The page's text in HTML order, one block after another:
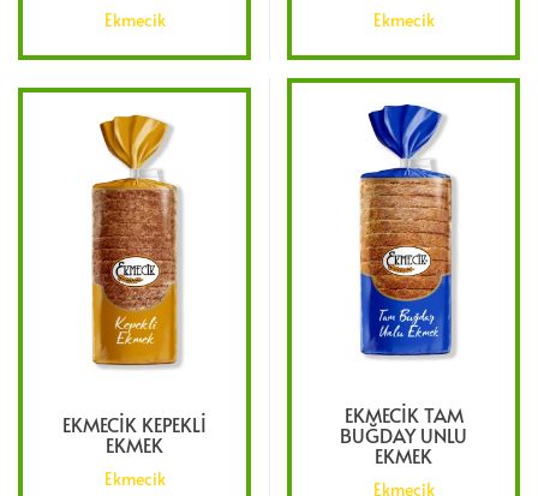
Ekmecik Ekmecik
EKMECIK KEPEKLI
EKMEK
Ekmecik
EKMECIK TAM
BUĞDAY UNLU
EKMEK
Ekmecik